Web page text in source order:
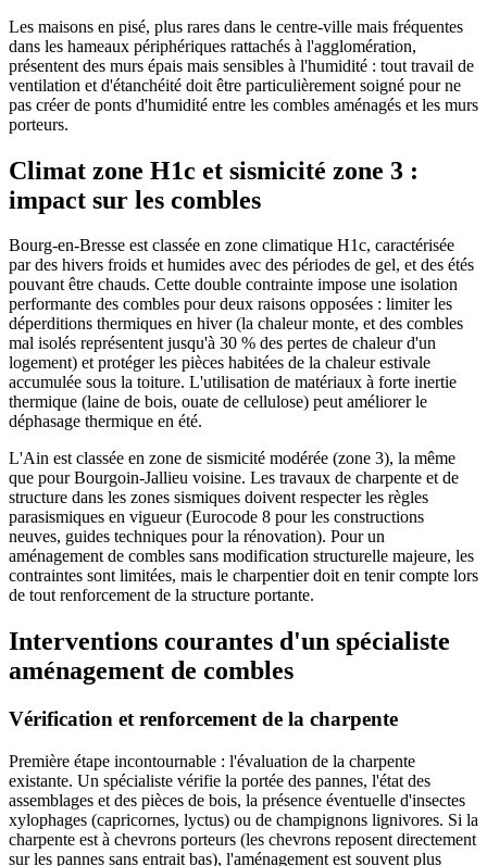
Les maisons en pisé, plus rares dans le centre-ville mais fréquentes
dans les hameaux périphériques rattachés à l'agglomération,
présentent des murs épais mais sensibles à l'humidité : tout travail de
ventilation et d'étanchéité doit être particulièrement soigné pour ne
pas créer de ponts d'humidité entre les combles aménagés et les murs
porteurs.
Climat zone H1c et sismicité zone 3 :
impact sur les combles
Bourg-en-Bresse est classée en zone climatique H1c, caractérisée
par des hivers froids et humides avec des périodes de gel, et des étés
pouvant être chauds. Cette double contrainte impose une isolation
performante des combles pour deux raisons opposées : limiter les
déperditions thermiques en hiver (la chaleur monte, et des combles
mal isolés représentent jusqu'à 30 % des pertes de chaleur d'un
logement) et protéger les pièces habitées de la chaleur estivale
accumulée sous la toiture. L'utilisation de matériaux à forte inertie
thermique (laine de bois, ouate de cellulose) peut améliorer le
déphasage thermique en été.
L'Ain est classée en zone de sismicité modérée (zone 3), la même
que pour Bourgoin-Jallieu voisine. Les travaux de charpente et de
structure dans les zones sismiques doivent respecter les règles
parasismiques en vigueur (Eurocode 8 pour les constructions
neuves, guides techniques pour la rénovation). Pour un
aménagement de combles sans modification structurelle majeure, les
contraintes sont limitées, mais le charpentier doit en tenir compte lors
de tout renforcement de la structure portante.
Interventions courantes d'un spécialiste
aménagement de combles
Vérification et renforcement de la charpente
Première étape incontournable : l'évaluation de la charpente
existante. Un spécialiste vérifie la portée des pannes, l'état des
assemblages et des pièces de bois, la présence éventuelle d'insectes
xylophages (capricornes, lyctus) ou de champignons lignivores. Si la
charpente est à chevrons porteurs (les chevrons reposent directement
sur les pannes sans entrait bas), l'aménagement est souvent plus